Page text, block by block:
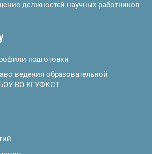
должностей научных работников
подготовки
ведения образовательной
ВО КГУФКСТ